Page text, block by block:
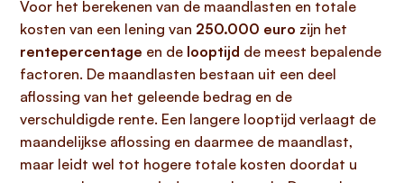
Voor het berekenen van de maandlasten en totale
kosten van een lening van 250.000 euro zijn het
rentepercentage en de looptijd de meest bepalende
factoren. De maandlasten bestaan uit een deel
aflossing van het geleende bedrag en de
verschuldigde rente. Een langere looptijd verlaagt de
maandelijkse aflossing en daarmee de maandlast,
maar leidt wel tot hogere totale kosten doordat u